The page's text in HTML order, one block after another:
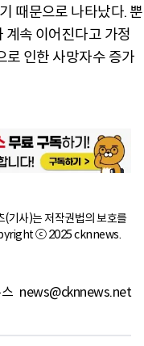
때문으로 나타났다. 뿐
속 이어진다고 가정
인한 사망자수 증가
사)는 저작권법의 보호를
ⓒ 2025 cknnews.
news@cknnews.net